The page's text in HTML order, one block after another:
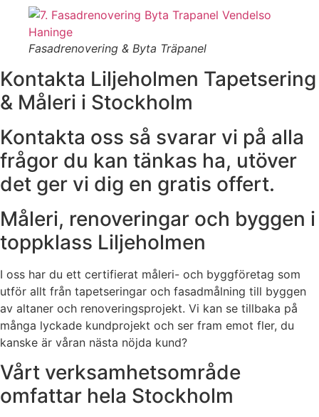
Fasadrenovering & Byta Träpanel
Kontakta Liljeholmen Tapetsering
& Måleri i Stockholm
Kontakta oss så svarar vi på alla
frågor du kan tänkas ha, utöver
det ger vi dig en gratis offert.
Måleri, renoveringar och byggen i
toppklass Liljeholmen
I oss har du ett certifierat måleri- och byggföretag som
utför allt från tapetseringar och fasadmålning till byggen
av altaner och renoveringsprojekt. Vi kan se tillbaka på
många lyckade kundprojekt och ser fram emot fler, du
kanske är våran nästa nöjda kund?
Vårt verksamhetsområde
omfattar hela Stockholm